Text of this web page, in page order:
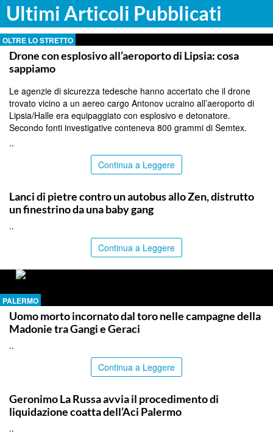
Ultimi Articoli Pubblicati
OLTRE LO STRETTO
Drone con esplosivo all’aeroporto di Lipsia: cosa
sappiamo
Le agenzie di sicurezza tedesche hanno accertato che il drone
trovato vicino a un aereo cargo Antonov ucraino all’aeroporto di
Lipsia/Halle era equipaggiato con esplosivo e detonatore.
Secondo fonti investigative conteneva 800 grammi di Semtex.
..
Continua a Leggere
Lanci di pietre contro un autobus allo Zen, distrutto
un finestrino da una baby gang
..
Continua a Leggere
PALERMO
Uomo morto incornato dal toro nelle campagne della
Madonie tra Gangi e Geraci
..
Continua a Leggere
Geronimo La Russa avvia il procedimento di
liquidazione coatta dell’Aci Palermo
..